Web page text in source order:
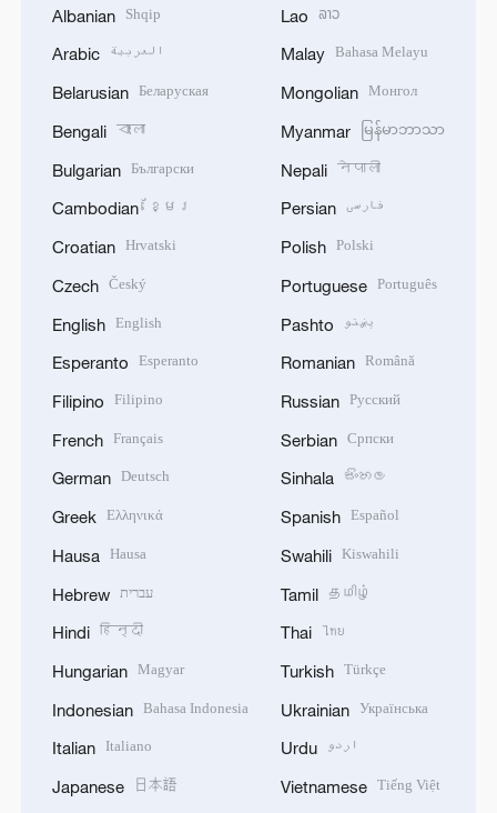
Albanian Shqip
Arabic العربية
Belarusian Беларуская
Bengali বাংলা
Bulgarian Български
Cambodian ខ្មែរ
Croatian Hrvatski
Czech Český
English English
Esperanto Esperanto
Filipino Filipino
French Français
German Deutsch
Greek Ελληνικά
Hausa Hausa
Hebrew עברית
Hindi हिन्दी
Hungarian Magyar
Indonesian Bahasa Indonesia
Italian Italiano
Japanese
日本語
Lao ລາວ
Malay Bahasa Melayu
Mongolian Монгол
Myanmar မြန်မာဘာသာ
Nepali नेपाली
Persian فارسی
Polish Polski
Portuguese Português
Pashto پښتو
Romanian Română
Russian Русский
Serbian Српски
Sinhala සිංහල
Spanish Español
Swahili Kiswahili
Tamil தமிழ்
Thai ไทย
Turkish Türkçe
Ukrainian Українська
Urdu اردو
Vietnamese Tiếng Việt